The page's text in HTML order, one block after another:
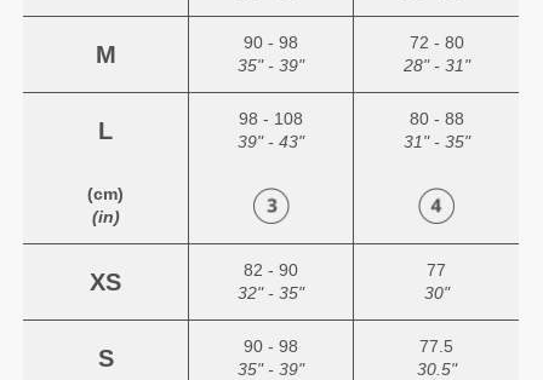
M
90 - 98
35" - 39"
72 - 80
28" - 31"
L
98 - 108
39" - 43"
80 - 88
31" - 35"
(cm)
(in)
XS
82 - 90
32" - 35"
77
30"
S
90 - 98
35" - 39"
77.5
30.5"